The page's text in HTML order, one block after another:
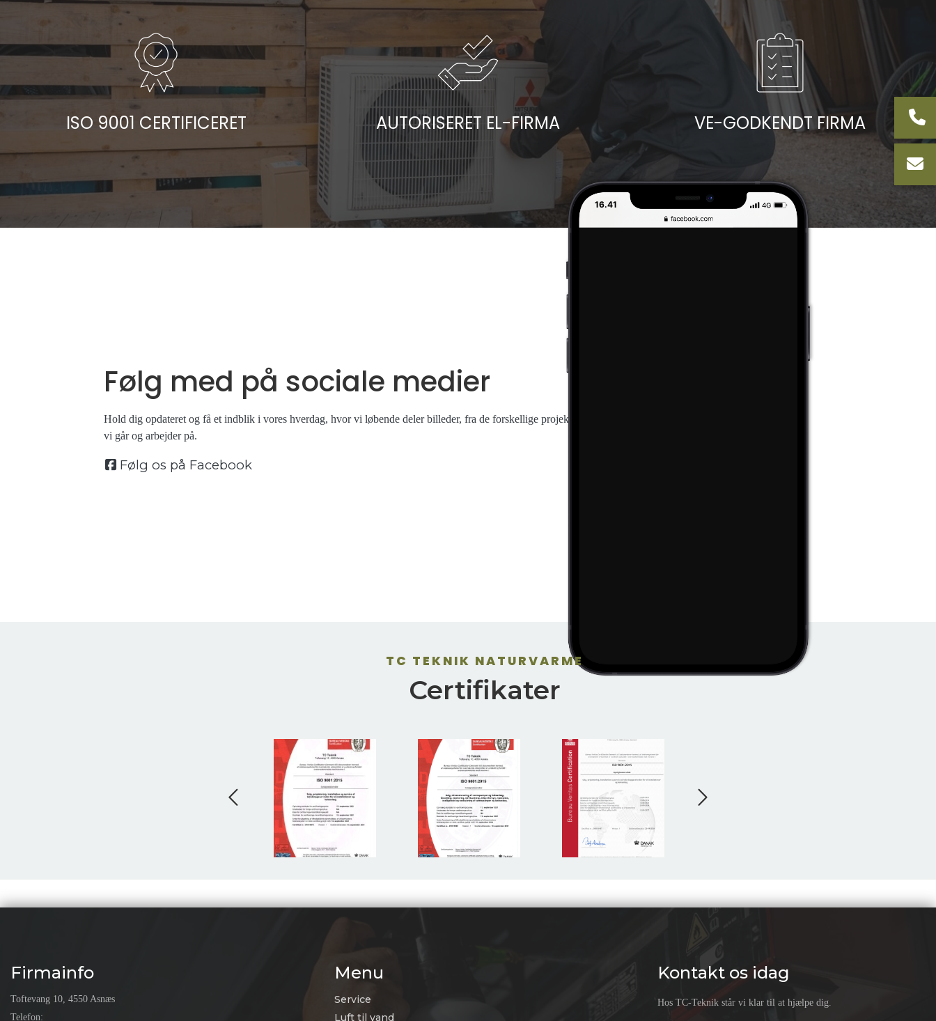
ISO 9001 CERTIFICERET AUTORISERET EL-FIRMA VE-GODKENDT FIRMA
Følg med på sociale medier
Hold dig opdateret og få et indblik i vores hverdag, hvor vi løbende deler billeder, fra de forskellige projekter
vi går og arbejder på.
Følg os på Facebook
16.41
TC TEKNIK NATURVARME
Certifikater
Firmainfo
Toftevang 10, 4550 Asnæs
Telefon:
Menu
Service
Luft til vand
Kontakt os idag
Hos TC-Teknik står vi klar til at hjælpe dig.